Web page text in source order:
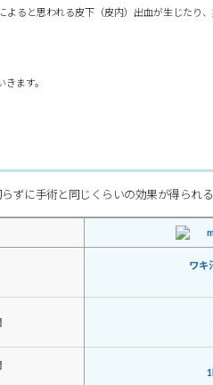
よると思われる皮下（皮内）出血が生じたり、
ます。
ずに手術と同じくらいの効果が得られる
ワキ